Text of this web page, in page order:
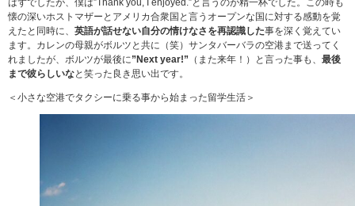
懐の深いホストマザーとアメリカ合衆国と言うオープンな国に対する感動を覚
えたと同時に、 英語が話せない自分の情けなさを再認識した事を深く覚えてい
ます。カレンの母親がボルツと共に（笑）サンタバーバラの空港まで送ってく
れましたが、ボルツが最後に”Next year!” （また来年！）と言った事も、 最後
まで彼らしいなと笑った良き思い出です。
＜小さな空港でタクシーに乗る事から始まった留学生活＞